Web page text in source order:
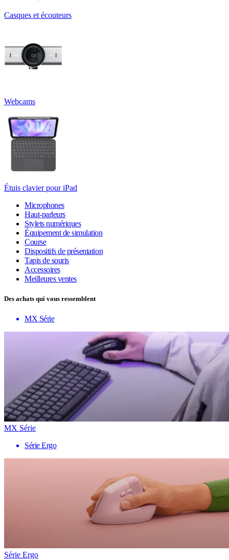
Casques et écouteurs
Webcams
Étuis clavier pour iPad
Microphones
Haut-parleurs
Stylets numériques
Équipement de simulation
Course
Dispositifs de présentation
Tapis de souris
Accessoires
Meilleures ventes
Des achats qui vous ressemblent
MX Série
MX Série
Série Ergo
Série Ergo